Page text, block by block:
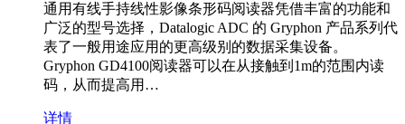
通用有线手持线性影像条形码阅读器凭借丰富的功能和
广泛的型号选择，Datalogic ADC 的 Gryphon 产品系列代
表了一般用途应用的更高级别的数据采集设备。
Gryphon GD4100阅读器可以在从接触到1m的范围内读
码，从而提高用…
详情